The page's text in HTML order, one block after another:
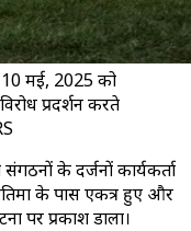
10 मई, 2025 को
प्रदर्शन करते
के दर्जनों कार्यकर्ता
के पास एकत्र हुए और
पर प्रकाश डाला।